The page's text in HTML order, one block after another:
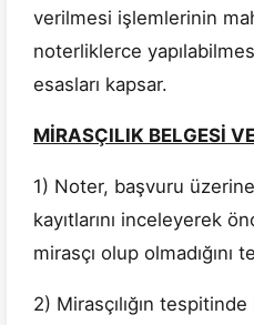
verilmesi işlemlerinin
noterliklerce
esasları kapsar.
MİRASÇILIK BELGESİ
1) Noter, başvuru
kayıtlarını inceleyerek
mirasçı olup olmadığını
2) Mirasçılığın